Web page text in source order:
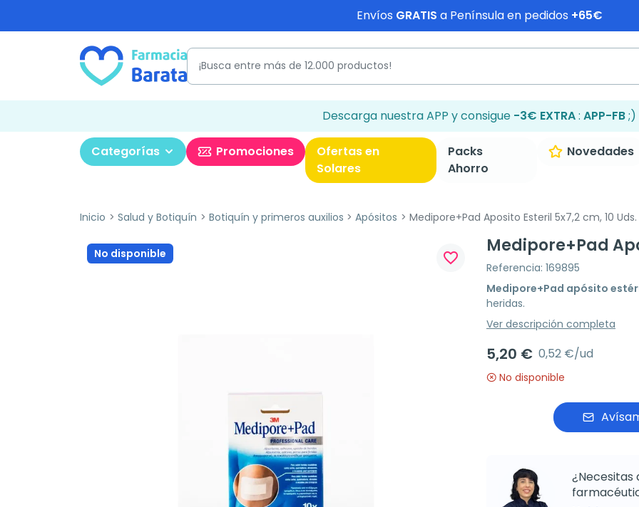
Envíos GRATIS a Península en pedidos +65€
Descarga nuestra APP y consigue -3€ EXTRA: APP-FB;)
Categorías Promociones
Ofertas en
Solares
Packs
Ahorro
Novedades
Inicio Salud y Botiquín Botiquín y primeros auxilios Apósitos Medipore+Pad Aposito Esteril 5x7,2 cm, 10 Uds.
No disponible favorite_border
Medipore+Pad
Referencia: 169895
Medipore+Pad apósito
heridas.
Ver descripción completa
5,20 € 0,52 €/ud
No disponible
¿Necesitas